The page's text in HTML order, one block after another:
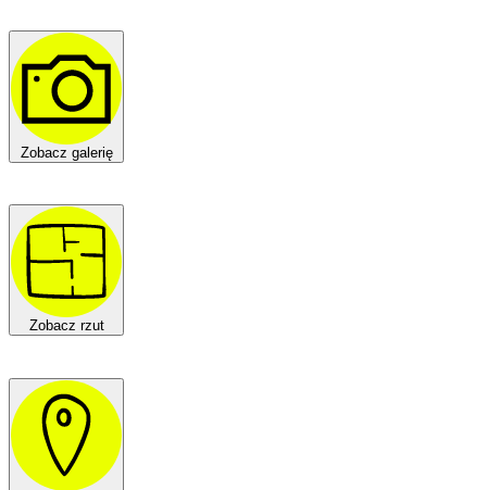
Zobacz galerię
Zobacz rzut